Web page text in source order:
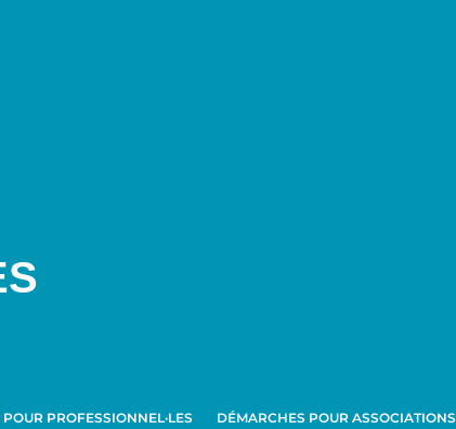
PROFESSIONNEL·LES DÉMARCHES POUR ASSOCIATIONS